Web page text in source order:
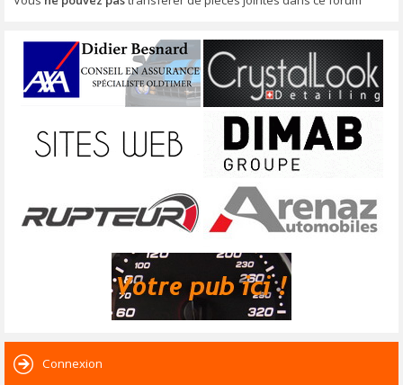
Connexion